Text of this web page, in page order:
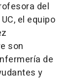
del
el equipo
son
de
y